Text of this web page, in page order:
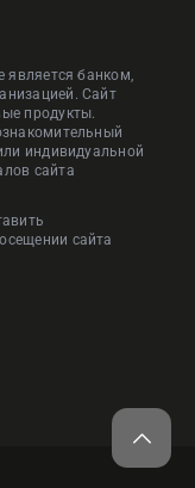
является банком,
Сайт
продукты.
индивидуальной
сайта
сайта